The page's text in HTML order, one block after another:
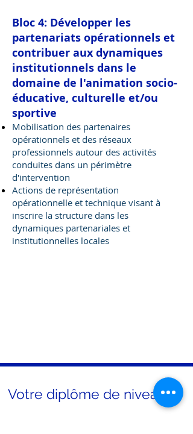
Bloc 4: Développer les
partenariats opérationnels et
contribuer aux dynamiques
institutionnels dans le
domaine de l'animation socio-
éducative, culturelle et/ou
sportive
Mobilisation des partenaires
opérationnels et des réseaux
professionnels autour des activités
conduites dans un périmètre
d'intervention
Actions de représentation
opérationnelle et technique visant à
inscrire la structure dans les
dynamiques partenariales et
institutionnelles locales
Votre diplôme de niveau 5